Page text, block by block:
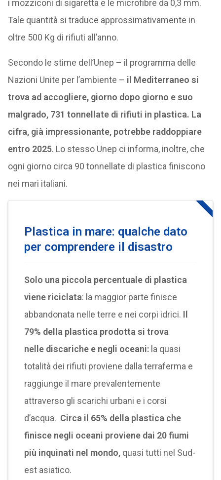
i mozziconi di sigaretta e le microfibre da 0,3 mm.
Tale quantità si traduce approssimativamente in
oltre 500 Kg di rifiuti all’anno.
Secondo le stime dell’Unep – il programma delle
Nazioni Unite per l’ambiente – il Mediterraneo si
trova ad accogliere, giorno dopo giorno e suo
malgrado, 731 tonnellate di rifiuti in plastica. La
cifra, già impressionante, potrebbe raddoppiare
entro 2025. Lo stesso Unep ci informa, inoltre, che
ogni giorno circa 90 tonnellate di plastica finiscono
nei mari italiani.
Plastica in mare: qualche dato
per comprendere il disastro
Solo una piccola percentuale di plastica
viene riciclata: la maggior parte finisce
abbandonata nelle terre e nei corpi idrici. Il
79% della plastica prodotta si trova
nelle discariche e negli oceani:la quasi
totalità dei rifiuti proviene dalla terraferma e
raggiunge il mare prevalentemente
attraverso gli scarichi urbani e i corsi
d’acqua. Circa il 65% della plastica che
finisce negli oceani proviene dai 20 fiumi
più inquinati nel mondo,quasi tutti nel Sud-
est asiatico.